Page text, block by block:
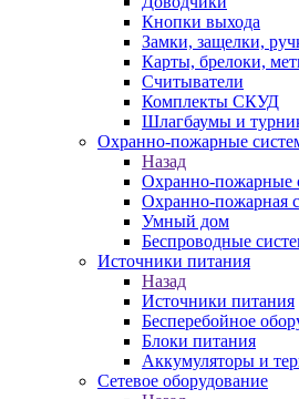
Кнопки выхода
Замки, защелки,
Карты, брелоки,
Считыватели
Комплекты СКУД
Шлагбаумы и
Охранно-пожарные
Назад
Охранно-пожарные
Охранно-пожарная
Умный дом
Беспроводные
Источники питания
Назад
Источники питания
Бесперебойное
Блоки питания
Аккумуляторы и
Сетевое оборудование